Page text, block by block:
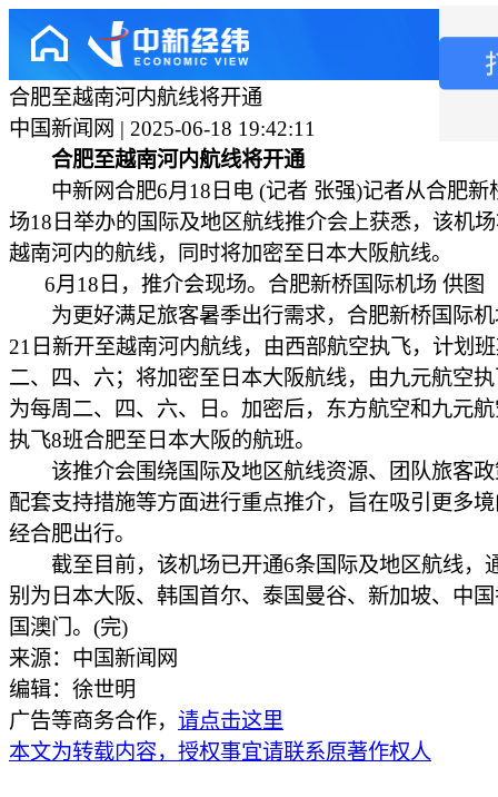
合肥至越南河内航线将开通
中国新闻网 | 2025-06-18 19:42:11
合肥至越南河内航线将开通
中新网合肥6月18日电 (记者 张强)记者从合肥新
场18日举办的国际及地区航线推介会上获悉，该机
越南河内的航线，同时将加密至日本大阪航线。
6月18日，推介会现场。合肥新桥国际机场 供图
为更好满足旅客暑季出行需求，合肥新桥国际机
21日新开至越南河内航线，由西部航空执飞，计划
二、四、六；将加密至日本大阪航线，由九元航空
为每周二、四、六、日。加密后，东方航空和九元
执飞8班合肥至日本大阪的航班。
该推介会围绕国际及地区航线资源、团队旅客政
配套支持措施等方面进行重点推介，旨在吸引更多
经合肥出行。
截至目前，该机场已开通6条国际及地区航线，
别为日本大阪、韩国首尔、泰国曼谷、新加坡、中
国澳门。(完)
来源：中国新闻网
编辑：徐世明
广告等商务合作， 请点击这里
本文为转载内容，授权事宜请联系原著作权人